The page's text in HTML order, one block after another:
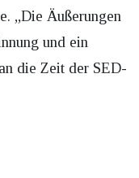
„Die Äußerungen
und ein
die Zeit der SED-